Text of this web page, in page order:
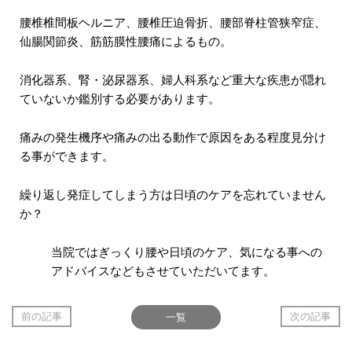
腰椎椎間板ヘルニア、腰椎圧迫骨折、腰部脊柱管狭窄症、
仙腸関節炎、筋筋膜性腰痛によるもの。
消化器系、腎・泌尿器系、婦人科系など重大な疾患が隠れ
ていないか鑑別する必要があります。
痛みの発生機序や痛みの出る動作で原因をある程度見分け
る事ができます。
繰り返し発症してしまう方は日頃のケアを忘れていません
か？
当院ではぎっくり腰や日頃のケア、気になる事への
アドバイスなどもさせていただいてます。
前の記事 一覧 次の記事